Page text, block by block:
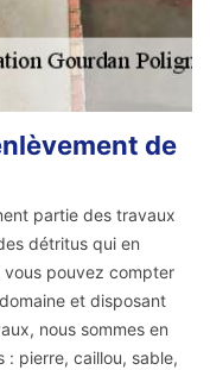
de
partie des travaux
détritus qui en
pouvez compter
et disposant
nous sommes en
pierre, caillou, sable,